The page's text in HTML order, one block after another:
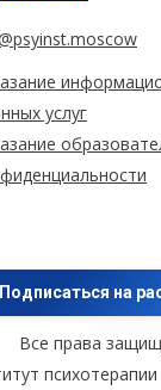
услуг
Подписаться на
Все права